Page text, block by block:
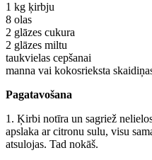
1 kg ķirbju
8 olas
2 glāzes cukura
2 glāzes miltu
taukvielas cepšanai
manna vai kokosrieksta
Pagatavošana
1. Ķirbi notīra un sagriež
apslaka ar citronu sulu, visu
atsulojas. Tad nokāš.